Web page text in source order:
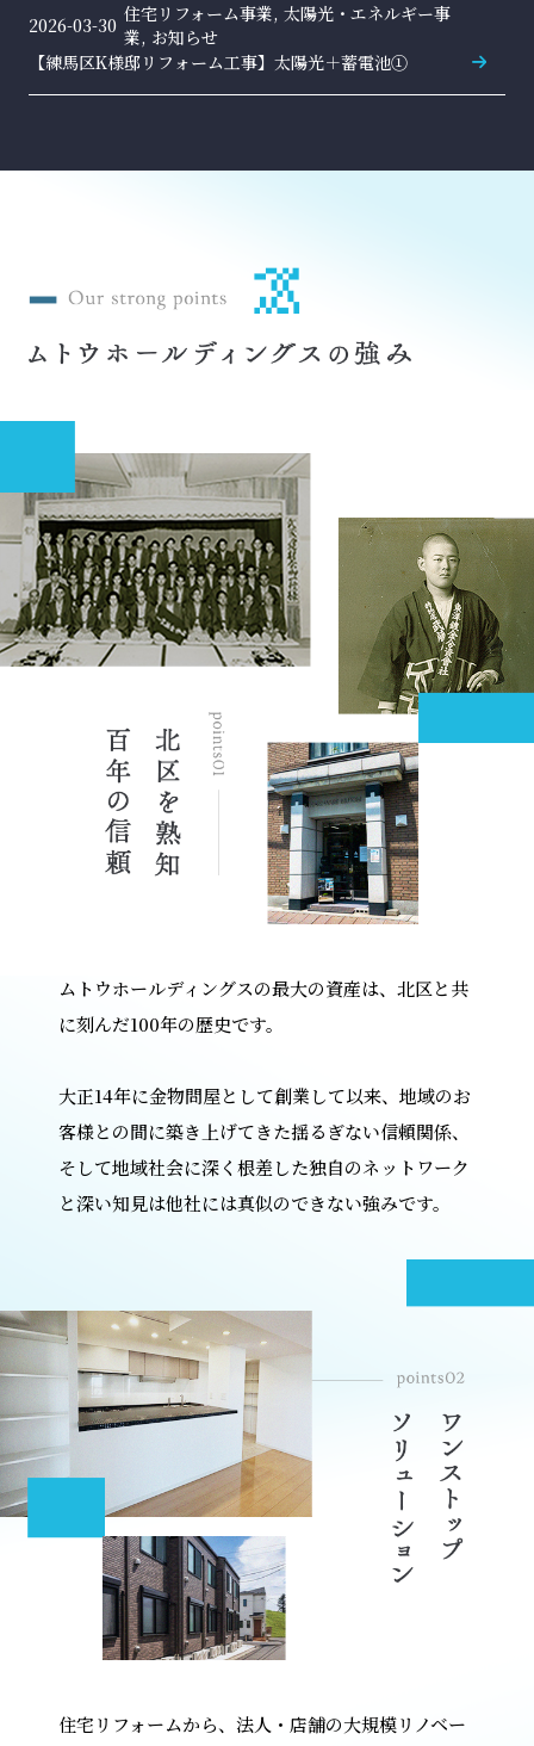
【練馬区K様邸リフォーム工事】太陽光＋蓄電池①
住宅リフォーム事業, 太陽光・エネルギー事
業, お知らせ
2026-03-30
ムトウホールディングスの最大の資産は、北区と共
に刻んだ100年の歴史です。
大正14年に金物問屋として創業して以来、地域のお
客様との間に築き上げてきた揺るぎない信頼関係、
そして地域社会に深く根差した独自のネットワーク
と深い知見は他社には真似のできない強みです。
住宅リフォームから、法人・店舗の大規模リノベー